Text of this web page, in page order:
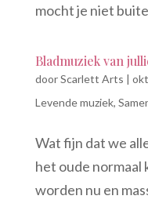
mocht je niet
Bladmuziek van
doorScarlett Arts |
Levende muziek,
Wat fijn dat we
het oude normaal
worden nu en